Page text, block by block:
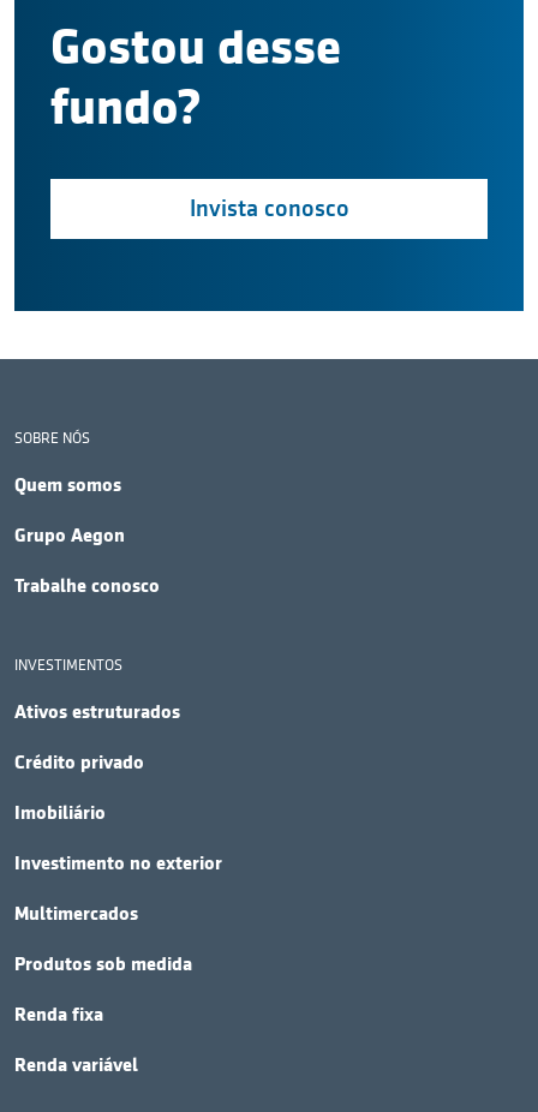
Gostou desse
fundo?
Invista conosco
SOBRE NÓS
Quem somos
Grupo Aegon
Trabalhe conosco
INVESTIMENTOS
Ativos estruturados
Crédito privado
Imobiliário
Investimento no exterior
Multimercados
Produtos sob medida
Renda fixa
Renda variável